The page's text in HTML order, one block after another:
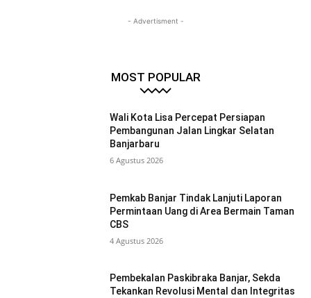
- Advertisment -
MOST POPULAR
Wali Kota Lisa Percepat Persiapan
Pembangunan Jalan Lingkar Selatan
Banjarbaru
6 Agustus 2026
Pemkab Banjar Tindak Lanjuti Laporan
Permintaan Uang di Area Bermain Taman
CBS
4 Agustus 2026
Pembekalan Paskibraka Banjar, Sekda
Tekankan Revolusi Mental dan Integritas